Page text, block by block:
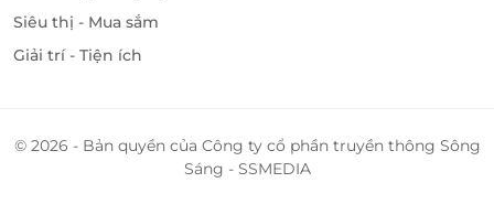
Siêu thị - Mua sắm
Giải trí - Tiện ích
© 2026 - Bản quyền của Công ty cổ phần truyền thông Sông
Sáng - SSMEDIA